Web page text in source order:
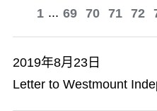
1 ... 69 70 71 72
2019年8月23日
Letter to Westmount